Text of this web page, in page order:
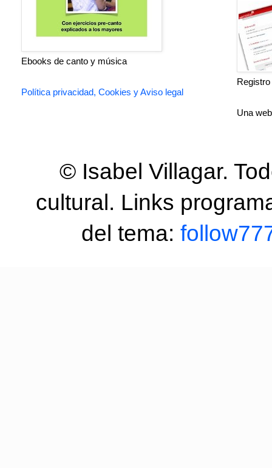
Ebooks de canto y música
Política privacidad, Cookies y Aviso legal
Una
© Isabel Villagar.
cultural. Links
del tema: